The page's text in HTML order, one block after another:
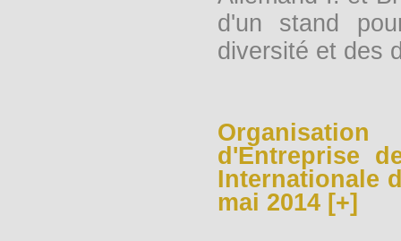
d'un stand
diversité et des
d'Entreprise
Internationale
mai 2014 [+]